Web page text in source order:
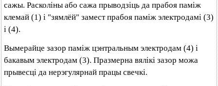
сажы. Расколіны або сажа прыводзіць да прабоя паміж
клемай (1) і "зямлёй" замест прабоя паміж электродамі (3)
і (4).
Вымерайце зазор паміж цэнтральным электродам (4) і
бакавым электродам (3). Празмерна вялікі зазор можа
прывесці да нерэгулярнай працы свечкі.